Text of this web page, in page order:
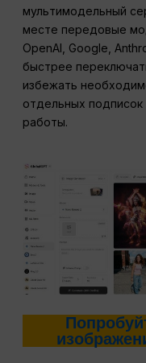
мультимодельный
месте передовые
OpenAI, Google,
быстрее
избежать
отдельных
работы.